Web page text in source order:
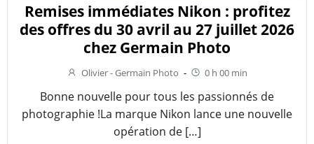
Remises immédiates Nikon : profitez
des offres du 30 avril au 27 juillet 2026
chez Germain Photo
Olivier - Germain Photo - 0 h 00 min
Bonne nouvelle pour tous les passionnés de
photographie !La marque Nikon lance une nouvelle
opération de […]